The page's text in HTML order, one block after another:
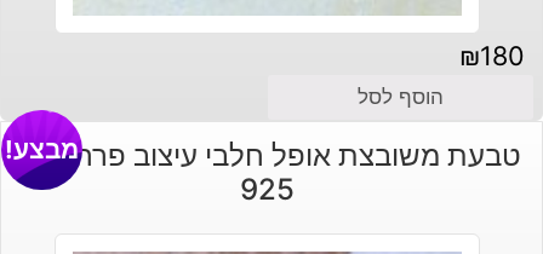
₪180
הוסף לסל
טבעת משובצת אופל חלבי עיצוב פרח כסף
925
מבצע!